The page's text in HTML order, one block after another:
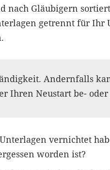
nach Gläubigern
getrennt für Ihr
Andernfalls
Ihren Neustart be-
vernichtet
worden ist?